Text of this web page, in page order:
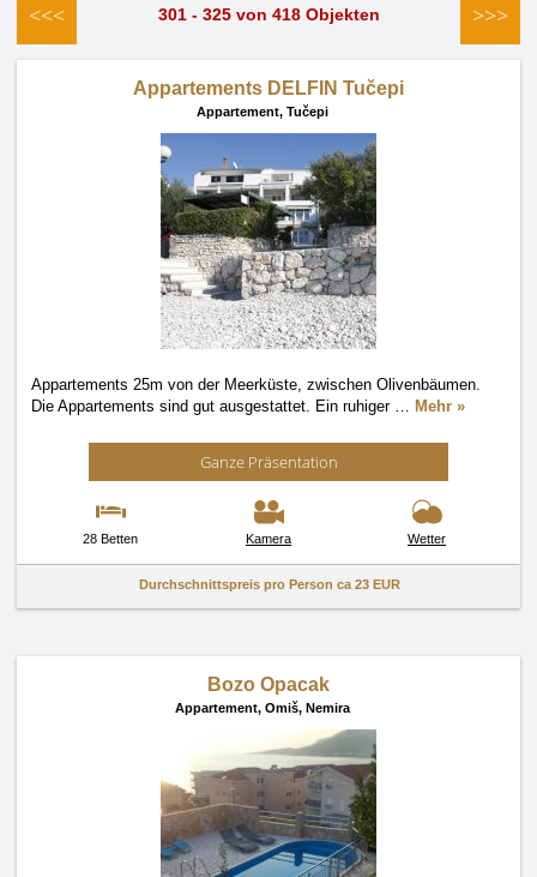
<<< 301 - 325 von 418 Objekten >>>
Appartements DELFIN Tučepi
Appartement, Tučepi
Appartements 25m von der Meerküste, zwischen Olivenbäumen.
Die Appartements sind gut ausgestattet. Ein ruhiger … Mehr »
Ganze Präsentation
28 Betten Kamera Wetter
Durchschnittspreis pro Person ca 23 EUR
Bozo Opacak
Appartement, Omiš, Nemira